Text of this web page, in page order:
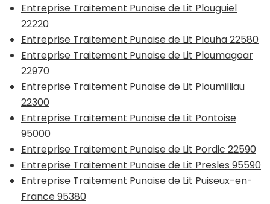
Entreprise Traitement Punaise de Lit Plouguiel
22220
Entreprise Traitement Punaise de Lit Plouha 22580
Entreprise Traitement Punaise de Lit Ploumagoar
22970
Entreprise Traitement Punaise de Lit Ploumilliau
22300
Entreprise Traitement Punaise de Lit Pontoise
95000
Entreprise Traitement Punaise de Lit Pordic 22590
Entreprise Traitement Punaise de Lit Presles 95590
Entreprise Traitement Punaise de Lit Puiseux-en-
France 95380